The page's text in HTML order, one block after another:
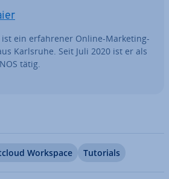
ein er­fah­re­ner Online-Marketing-
Karlsruhe. Seit Juli 2020 ist er als
tätig.
Workspace Tutorials